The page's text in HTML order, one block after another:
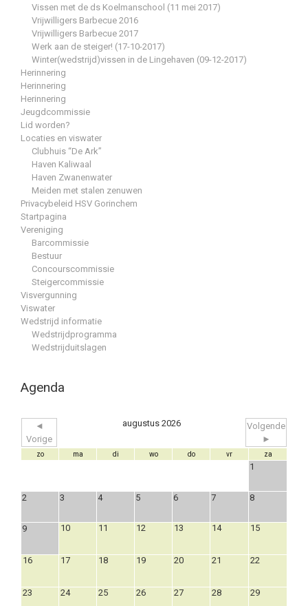
Vissen met de ds Koelmanschool (11 mei 2017)
Vrijwilligers Barbecue 2016
Vrijwilligers Barbecue 2017
Werk aan de steiger! (17-10-2017)
Winter(wedstrijd)vissen in de Lingehaven (09-12-2017)
Herinnering
Herinnering
Herinnering
Jeugdcommissie
Lid worden?
Locaties en viswater
Clubhuis “De Ark”
Haven Kaliwaal
Haven Zwanenwater
Meiden met stalen zenuwen
Privacybeleid HSV Gorinchem
Startpagina
Vereniging
Barcommissie
Bestuur
Concourscommissie
Steigercommissie
Visvergunning
Viswater
Wedstrijd informatie
Wedstrijdprogramma
Wedstrijduitslagen
Agenda
◄
Vorige
augustus 2026
Volgende
►
zo ma di wo do vr za
1
2 3 4 5 6 7 8
9 10 11 12 13 14 15
16 17 18 19 20 21 22
23 24 25 26 27 28 29